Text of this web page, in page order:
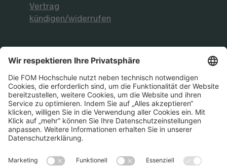
Vertrag
kündigen/widerrufen
FOM Hochschule
Aktuelles & Presse
FOM International
FOM German-Sino School
Die FOM Hochschule ist akkreditiert sowie